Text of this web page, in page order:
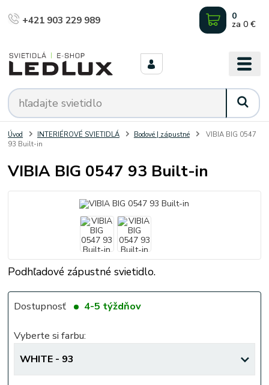
+421 903 229 989 0
za 0 €
Úvod INTERIÉROVÉ SVIETIDLÁ Bodové | zápustné
VIBIA BIG 0547
93 Built-in
VIBIA BIG 0547 93 Built-in
Podhľadové zápustné svietidlo.
Dostupnosť 4-5 týždňov
Vyberte si farbu: